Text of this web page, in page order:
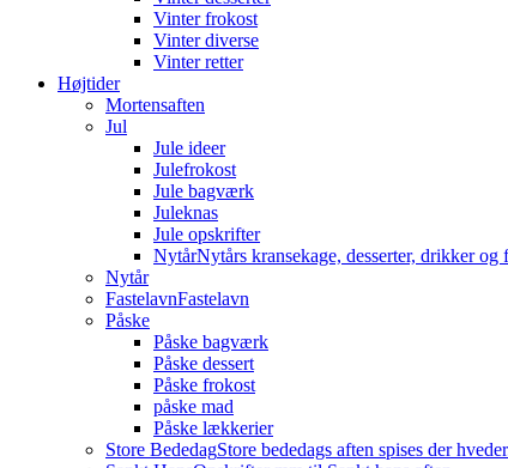
Vinter frokost
Vinter diverse
Vinter retter
Højtider
Mortensaften
Jul
Jule ideer
Julefrokost
Jule bagværk
Juleknas
Jule opskrifter
NytårNytårs kransekage, desserter, drikker og
Nytår
FastelavnFastelavn
Påske
Påske bagværk
Påske dessert
Påske frokost
påske mad
Påske lækkerier
Store BededagStore bededags aften spises der